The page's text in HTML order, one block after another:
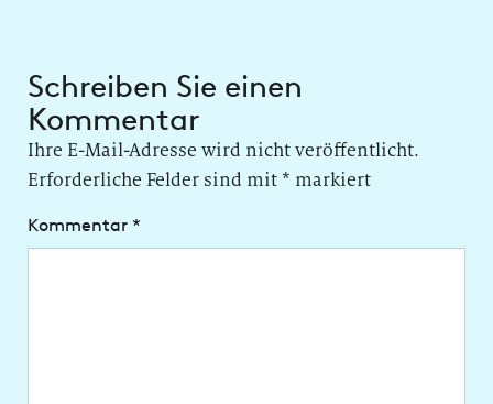
Schreiben Sie einen
Kommentar
Ihre E-Mail-Adresse wird nicht veröffentlicht.
Erforderliche Felder sind mit* markiert
Kommentar *